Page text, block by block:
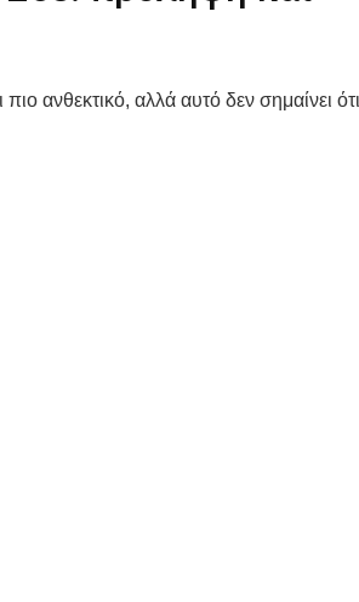
πιο ανθεκτικό, αλλά αυτό δεν σημαίνει